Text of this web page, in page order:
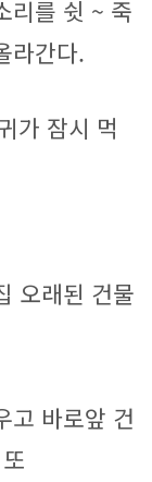
리를 쉿 ~ 죽
라간다.
가 잠시 먹
오래된 건물
고 바로앞 건